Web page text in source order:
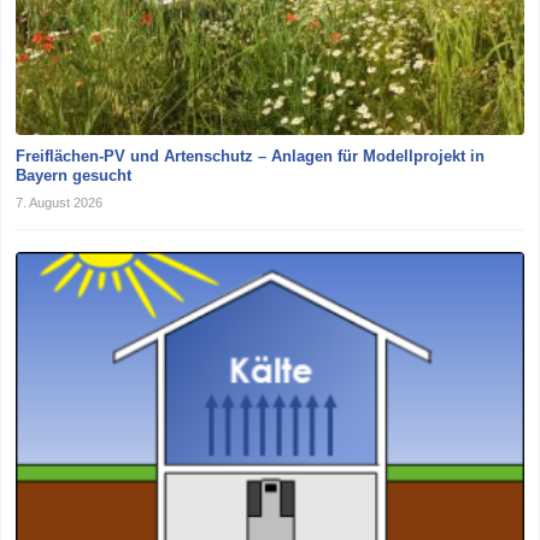
Freiflächen-PV und Artenschutz – Anlagen für Modellprojekt in
Bayern gesucht
7. August 2026